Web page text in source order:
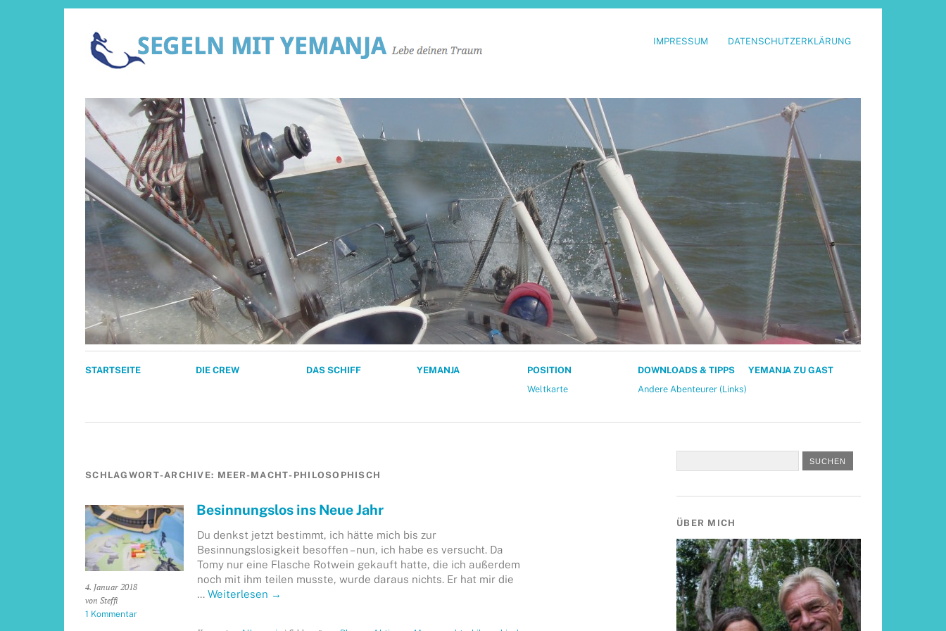
IMPRESSUM DATENSCHUTZERKLÄRUNG
STARTSEITE DIE CREW DAS SCHIFF YEMANJA
POSITION
Weltkarte
DOWNLOADS & TIPPS
Andere Abenteurer (Links)
YEMANJA ZU GAST
SCHLAGWORT-ARCHIVE: MEER-MACHT-PHILOSOPHISCH
4. Januar 2018
von Steffi
1 Kommentar
Besinnungslos ins Neue Jahr
Du denkst jetzt bestimmt, ich hätte mich bis zur
Besinnungslosigkeit besoffen – nun, ich habe es versucht. Da
Tomy nur eine Flasche Rotwein gekauft hatte, die ich außerdem
noch mit ihm teilen musste, wurde daraus nichts. Er hat mir die
… Weiterlesen →
ÜBER MICH